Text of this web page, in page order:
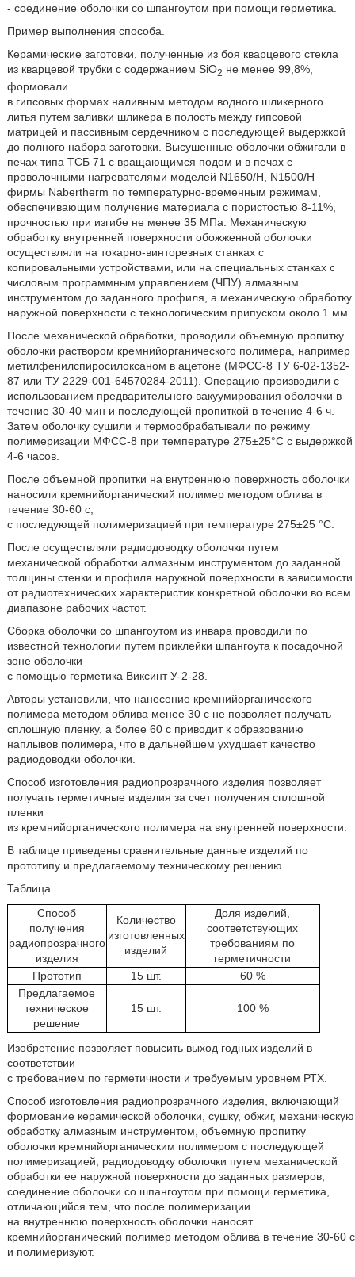
- соединение оболочки со шпангоутом при помощи герметика.
Пример выполнения способа.
Керамические заготовки, полученные из боя кварцевого стекла
из кварцевой трубки с содержанием SiO2 не менее 99,8%,
формовали
в гипсовых формах наливным методом водного шликерного
литья путем заливки шликера в полость между гипсовой
матрицей и пассивным сердечником с последующей выдержкой
до полного набора заготовки. Высушенные оболочки обжигали в
печах типа ТСБ 71 с вращающимся подом и в печах с
проволочными нагревателями моделей N1650/H, N1500/H
фирмы Nabertherm по температурно-временным режимам,
обеспечивающим получение материала с пористостью 8-11%,
прочностью при изгибе не менее 35 МПа. Механическую
обработку внутренней поверхности обожженной оболочки
осуществляли на токарно-винторезных станках с
копировальными устройствами, или на специальных станках с
числовым программным управлением (ЧПУ) алмазным
инструментом до заданного профиля, а механическую обработку
наружной поверхности с технологическим припуском около 1 мм.
После механической обработки, проводили объемную пропитку
оболочки раствором кремнийорганического полимера, например
метилфенилспиросилоксаном в ацетоне (МФСС-8 ТУ 6-02-1352-
87 или ТУ 2229-001-64570284-2011). Операцию производили с
использованием предварительного вакуумирования оболочки в
течение 30-40 мин и последующей пропиткой в течение 4-6 ч.
Затем оболочку сушили и термообрабатывали по режиму
полимеризации МФСС-8 при температуре 275±25°C с выдержкой
4-6 часов.
После объемной пропитки на внутреннюю поверхность оболочки
наносили кремнийорганический полимер методом облива в
течение 30-60 с,
с последующей полимеризацией при температуре 275±25 °С.
После осуществляли радиодоводку оболочки путем
механической обработки алмазным инструментом до заданной
толщины стенки и профиля наружной поверхности в зависимости
от радиотехнических характеристик конкретной оболочки во всем
диапазоне рабочих частот.
Сборка оболочки со шпангоутом из инвара проводили по
известной технологии путем приклейки шпангоута к посадочной
зоне оболочки
с помощью герметика Виксинт У-2-28.
Авторы установили, что нанесение кремнийорганического
полимера методом облива менее 30 с не позволяет получать
сплошную пленку, а более 60 с приводит к образованию
наплывов полимера, что в дальнейшем ухудшает качество
радиодоводки оболочки.
Способ изготовления радиопрозрачного изделия позволяет
получать герметичные изделия за счет получения сплошной
пленки
из кремнийорганического полимера на внутренней поверхности.
В таблице приведены сравнительные данные изделий по
прототипу и предлагаемому техническому решению.
Таблица
Способ
получения
радиопрозрачного
изделия
Количество
изготовленных
изделий
Доля изделий,
соответствующих
требованиям по
герметичности
Прототип
15 шт.
60 %
Предлагаемое
техническое
решение
15 шт. 100 %
Изобретение позволяет повысить выход годных изделий в
соответствии
с требованием по герметичности и требуемым уровнем РТХ.
Способ изготовления радиопрозрачного изделия, включающий
формование керамической оболочки, сушку, обжиг, механическую
обработку алмазным инструментом, объемную пропитку
оболочки кремнийорганическим полимером с последующей
полимеризацией, радиодоводку оболочки путем механической
обработки ее наружной поверхности до заданных размеров,
соединение оболочки со шпангоутом при помощи герметика,
отличающийся тем, что после полимеризации
на внутреннюю поверхность оболочки наносят
кремнийорганический полимер методом облива в течение 30-60 с
и полимеризуют.